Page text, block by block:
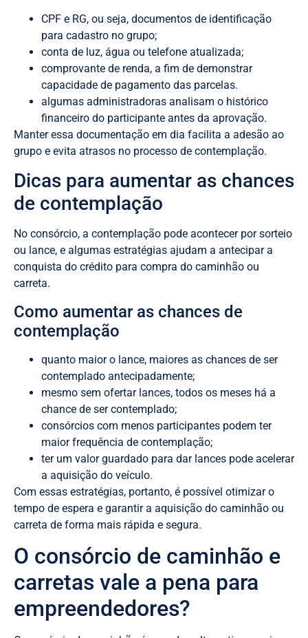
CPF e RG, ou seja, documentos de identificação
para cadastro no grupo;
conta de luz, água ou telefone atualizada;
comprovante de renda, a fim de demonstrar
capacidade de pagamento das parcelas.
algumas administradoras analisam o histórico
financeiro do participante antes da aprovação.
Manter essa documentação em dia facilita a adesão ao
grupo e evita atrasos no processo de contemplação.
Dicas para aumentar as chances
de contemplação
No consórcio, a contemplação pode acontecer por sorteio
ou lance, e algumas estratégias ajudam a antecipar a
conquista do crédito para compra do caminhão ou
carreta.
Como aumentar as chances de
contemplação
quanto maior o lance, maiores as chances de ser
contemplado antecipadamente;
mesmo sem ofertar lances, todos os meses há a
chance de ser contemplado;
consórcios com menos participantes podem ter
maior frequência de contemplação;
ter um valor guardado para dar lances pode acelerar
a aquisição do veículo.
Com essas estratégias, portanto, é possível otimizar o
tempo de espera e garantir a aquisição do caminhão ou
carreta de forma mais rápida e segura.
O consórcio de caminhão e
carretas vale a pena para
empreendedores?